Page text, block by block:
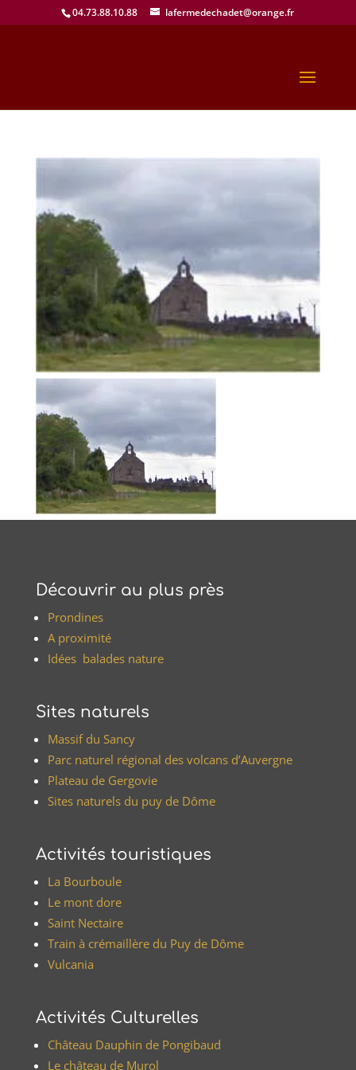
04.73.88.10.88 lafermedechadet@orange.fr
Découvrir au plus près
Prondines
A proximité
Idées balades nature
Sites naturels
Massif du Sancy
Parc naturel régional des volcans d’Auvergne
Plateau de Gergovie
Sites naturels du puy de Dôme
Activités touristiques
La Bourboule
Le mont dore
Saint Nectaire
Train à crémaillère du Puy de Dôme
Vulcania
Activités Culturelles
Château Dauphin de Pongibaud
Le château de Murol